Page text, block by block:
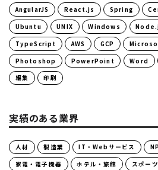
AngularJS React.js Spring
Ubuntu UNIX Windows
TypeScript AWS GCP
Photoshop PowerPoint Word
編集 印刷
実績のある業界
人材 製造業 IT・Webサービス
家電・電子機器 ホテル・旅館 スポー